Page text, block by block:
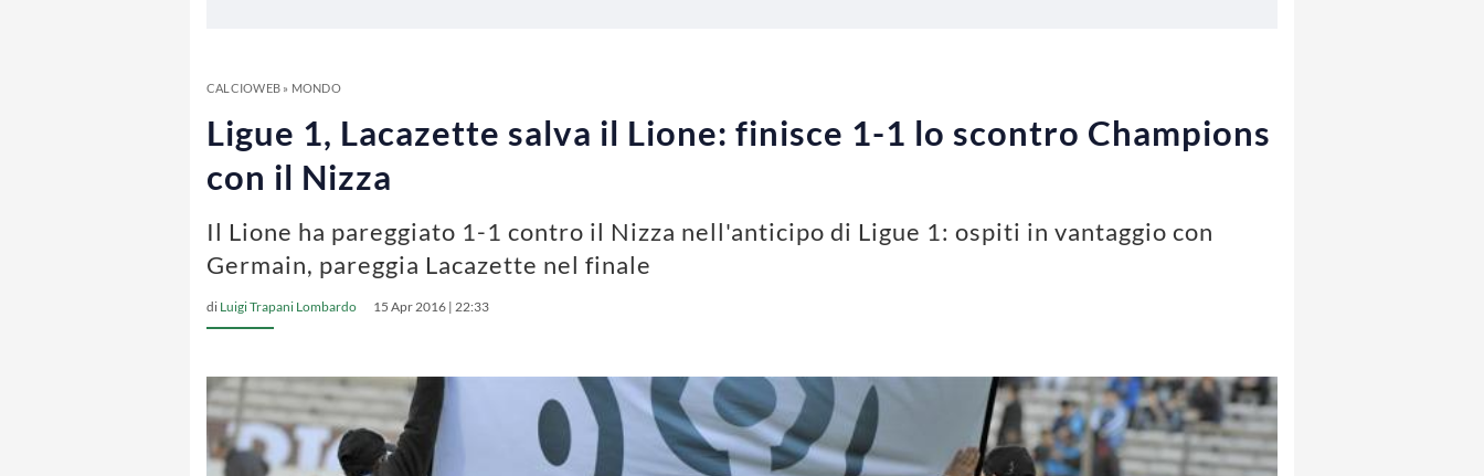
CALCIOWEB» MONDO
Ligue 1, Lacazette salva il Lione: finisce 1-1 lo scontro Champions
con il Nizza
Il Lione ha pareggiato 1-1 contro il Nizza nell'anticipo di Ligue 1: ospiti in vantaggio con
Germain, pareggia Lacazette nel finale
di Luigi Trapani Lombardo 15 Apr 2016 | 22:33